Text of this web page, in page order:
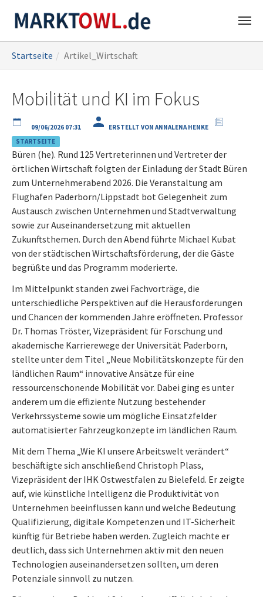
Hauptinhalt
sind
Startseite Artikel_Wirtschaft
Mobilität und KI im Fokus
09/06/2026 07:31
ERSTELLT VON ANNALENA HENKE
STARTSEITE
Büren (he). Rund 125 Vertreterinnen und Vertreter der
örtlichen Wirtschaft folgten der Einladung der Stadt Büren
zum Unternehmerabend 2026. Die Veranstaltung am
Flughafen Paderborn/Lippstadt bot Gelegenheit zum
Austausch zwischen Unternehmen und Stadtverwaltung
sowie zur Auseinandersetzung mit aktuellen
Zukunftsthemen. Durch den Abend führte Michael Kubat
von der städtischen Wirtschaftsförderung, der die Gäste
begrüßte und das Programm moderierte.
Im Mittelpunkt standen zwei Fachvorträge, die
unterschiedliche Perspektiven auf die Herausforderungen
und Chancen der kommenden Jahre eröffneten. Professor
Dr. Thomas Tröster, Vizepräsident für Forschung und
akademische Karrierewege der Universität Paderborn,
stellte unter dem Titel „Neue Mobilitätskonzepte für den
ländlichen Raum“ innovative Ansätze für eine
ressourcenschonende Mobilität vor. Dabei ging es unter
anderem um die effiziente Nutzung bestehender
Verkehrssysteme sowie um mögliche Einsatzfelder
automatisierter Fahrzeugkonzepte im ländlichen Raum.
Mit dem Thema „Wie KI unsere Arbeitswelt verändert“
beschäftigte sich anschließend Christoph Plass,
Vizepräsident der IHK Ostwestfalen zu Bielefeld. Er zeigte
auf, wie künstliche Intelligenz die Produktivität von
Unternehmen beeinflussen kann und welche Bedeutung
Qualifizierung, digitale Kompetenzen und IT-Sicherheit
künftig für Betriebe haben werden. Zugleich machte er
deutlich, dass sich Unternehmen aktiv mit den neuen
Technologien auseinandersetzen sollten, um deren
Potenziale sinnvoll zu nutzen.